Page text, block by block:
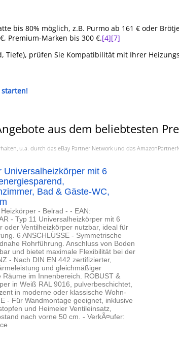
bis 80% möglich, z.B. Purmo ab 161 € oder
Premium-Marken bis 300 €.[4][7]
Tiefe), prüfen Sie Kompatibilität mit Ihrer
starten!
aus dem beliebtesten
u.a. durch das eBay Partner Network und das
mit 6
Bad & Gäste-WC,
- Belrad - - EAN:
- Typ 11 Universalheizkörper mit 6
oder Ventilheizkörper nutzbar, ideal für
6 ANSCHLÜSSE - Symmetrische
Rohrführung. Anschluss von Boden
und bietet maximale Flexibilität bei der
- Nach DIN EN 442 zertifizierter,
und gleichmäßiger
im Innenbereich. ROBUST &
in Weiß RAL 9016, pulverbeschichtet,
in moderne oder klassische Wohn-
- Für Wandmontage geeignet, inklusive
und Heimeier Ventileinsatz,
nach vorne 50 cm. - VerkÃ¤ufer: